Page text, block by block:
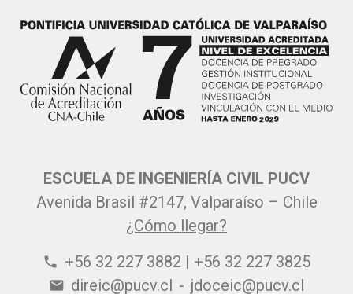
ESCUELA DE INGENIERÍA CIVIL PUCV
Avenida Brasil #2147, Valparaíso – Chile
¿Cómo llegar?
phone +56 32 227 3882 | +56 32 227 3825
email direic@pucv.cl - jdoceic@pucv.cl